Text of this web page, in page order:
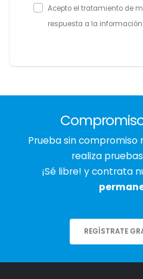
Acepto el tratamiento de
respuesta a la
Prueba sin
realiza pruebas
¡Sé libre! y contrata
REGÍSTRATE